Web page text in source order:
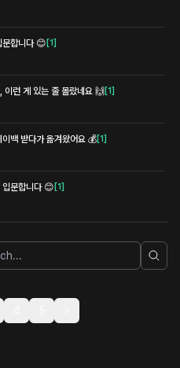
문합니다 😊 [1]
이런 게 있는 줄 몰랐네요 🙌 [1]
백 받다가 옮겨왔어요 💰[1]
입문합니다 😊 [1]